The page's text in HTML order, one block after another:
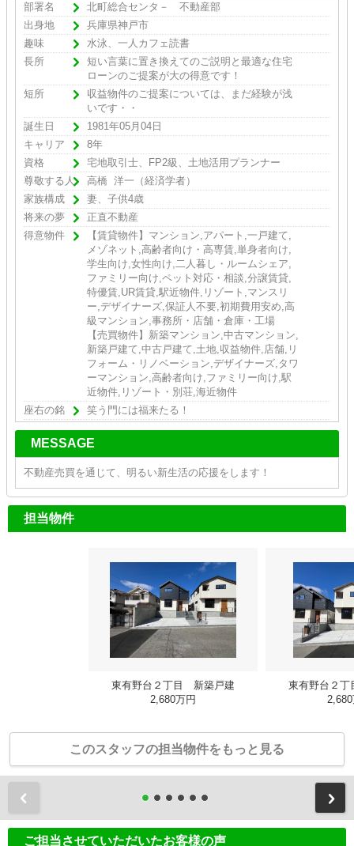
部署名
北町総合センタ－ 不動産部
出身地
兵庫県神戸市
趣味
水泳、一人カフェ読書
長所
短い言葉に置き換えてのご説明と最適な住宅
ローンのご提案が大の得意です！
短所
収益物件のご提案については、まだ経験が浅
いです・・
誕生日
1981年05月04日
キャリア
8年
資格
宅地取引士、FP2級、土地活用プランナー
尊敬する人
高橋 洋一（経済学者）
家族構成
妻、子供4歳
将来の夢
正直不動産
得意物件
【賃貸物件】マンション,アパート,一戸建て,
メゾネット,高齢者向け・高専賃,単身者向け,
学生向け,女性向け,二人暮し・ルームシェア,
ファミリー向け,ペット対応・相談,分譲賃貸,
特優賃,UR賃貸,駅近物件,リゾート,マンスリ
ー,デザイナーズ,保証人不要,初期費用安め,高
級マンション,事務所・店舗・倉庫・工場
【売買物件】新築マンション,中古マンション,
新築戸建て,中古戸建て,土地,収益物件,店舗,リ
フォーム・リノベーション,デザイナーズ,タワ
ーマンション,高齢者向け,ファミリー向け,駅
近物件,リゾート・別荘,海近物件
座右の銘
笑う門には福来たる！
MESSAGE
不動産売買を通じて、明るい新生活の応援をします！
担当物件
東有野台２丁目 新築戸建
2,680万円
東有野台２
このスタッフの担当物件をもっと見る
ご担当させていただいたお客様の声